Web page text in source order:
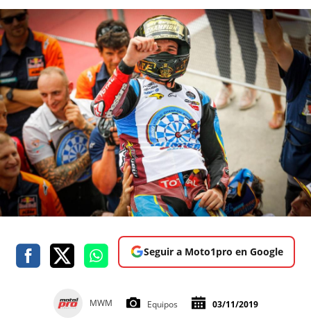
Seguir a Moto1pro en Google
MWM Equipos 03/11/2019